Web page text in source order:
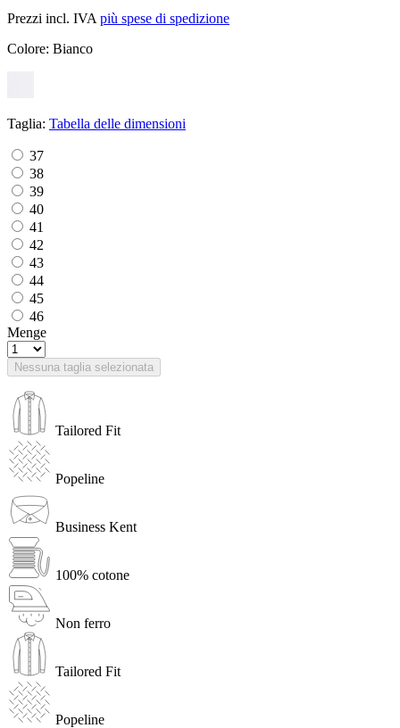
Prezzi incl. IVA più spese di spedizione
Colore: Bianco
Taglia: Tabella delle dimensioni
37
38
39
40
41
42
43
44
45
46
Menge
Nessuna taglia selezionata
Tailored Fit
Popeline
Business Kent
100% cotone
Non ferro
Tailored Fit
Popeline